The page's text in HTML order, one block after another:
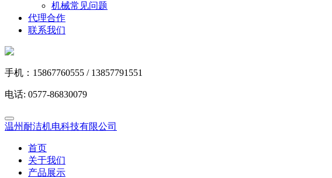
机械常见问题
代理合作
联系我们
手机：15867760555 / 13857791551
电话: 0577-86830079
温州耐洁机电科技有限公司
首页
关于我们
产品展示